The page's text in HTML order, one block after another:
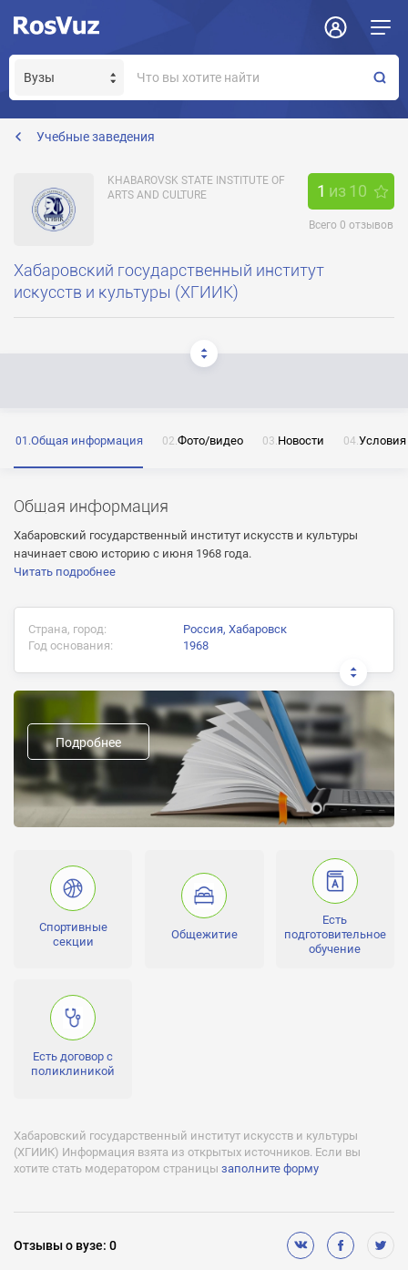
Учебные заведения
KHABAROVSK STATE INSTITUTE OF
ARTS AND CULTURE
1 из 10
Всего 0 отзывов
Хабаровский государственный институт
искусств и культуры (ХГИИК)
Общая информация Фото/видео Новости
Общая информация
Хабаровский государственный институт искусств и культуры
начинает свою историю с июня 1968 года.
Читать подробнее
Страна, город:
Россия, Хабаровск
Год основания:
1968
Документ об окончании:
Диплом государственного образца
Предыдущие названия:
Форма обучения:
очная, заочная
Проходной балл:
от 130 до 333
Количество бюджетных мест:
№ 2126 от 10.11.11 Серия ААА №002225, бессрочно
Аккредитации:
13.03.20
Негосударственное финансирование (платное обучение):
Есть
Военная кафедра:
Подробнее
Спортивные
секции
Общежитие
Есть
подготовительное
обучение
Есть договор с
поликлиникой
Хабаровский государственный институт искусств и культуры
(ХГИИК) Информация взята из открытых источников. Если вы
хотите стать модератором страницы заполните форму
Отзывыо вузе: 0
rector@hgiik.ru
ОТПРАВИТЬ
Нажимая на кнопку «Отправить» я даю согласие
на обработку моих персональных данных
Нажимая на кнопку «Отправить» я даю согласие
на обработку моих персональных данных